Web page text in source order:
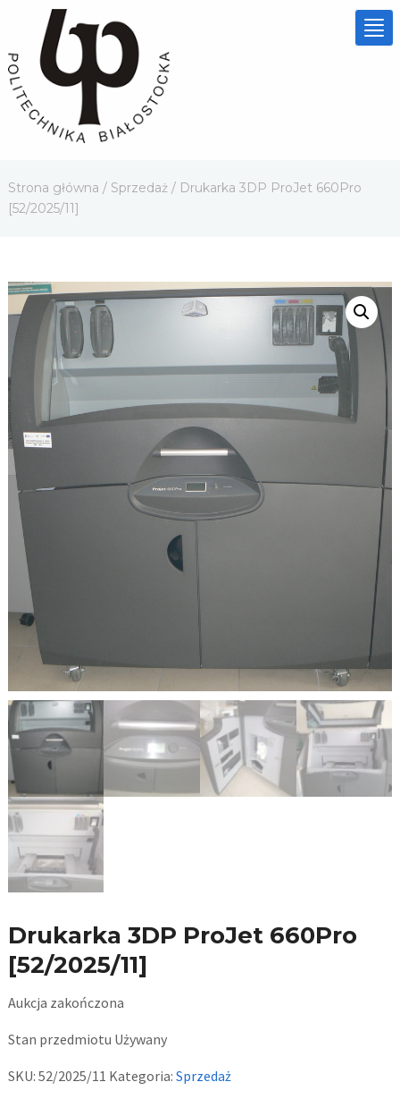
Strona główna / Sprzedaż / Drukarka 3DP ProJet 660Pro
[52/2025/11]
Drukarka 3DP ProJet 660Pro
[52/2025/11]
Aukcja zakończona
Stan przedmiotu Używany
SKU: 52/2025/11 Kategoria: Sprzedaż